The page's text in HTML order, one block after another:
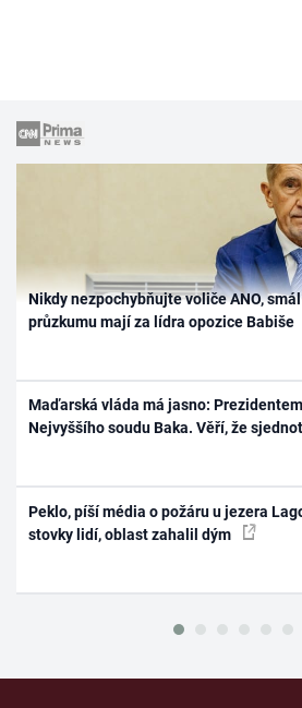
Nikdy nezpochybňujte voliče ANO,
průzkumu mají za lídra opozice Babiše
Maďarská vláda má jasno:
Nejvyššího soudu Baka. Věří, že
Peklo, píší média o požáru u jezera
stovky lidí, oblast zahalil dým